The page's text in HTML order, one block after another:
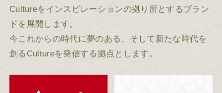
Cultureをインスピレーションの拠り所とするブラン
ドを展開します。
今これからの時代に夢のある、そして新たな時代を
創るCultureを発信する拠点とします。